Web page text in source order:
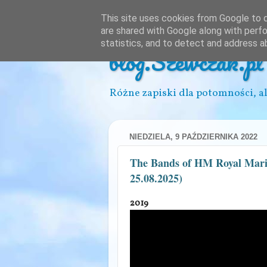
blog.Szewczak.pl
Różne zapiski dla potomności,
NIEDZIELA, 9 PAŹDZIERNIKA 2022
The Bands of HM Royal
25.08.2025)
2019
This site uses cookies from Google to
are shared with Google along with
statistics, and to detect and address